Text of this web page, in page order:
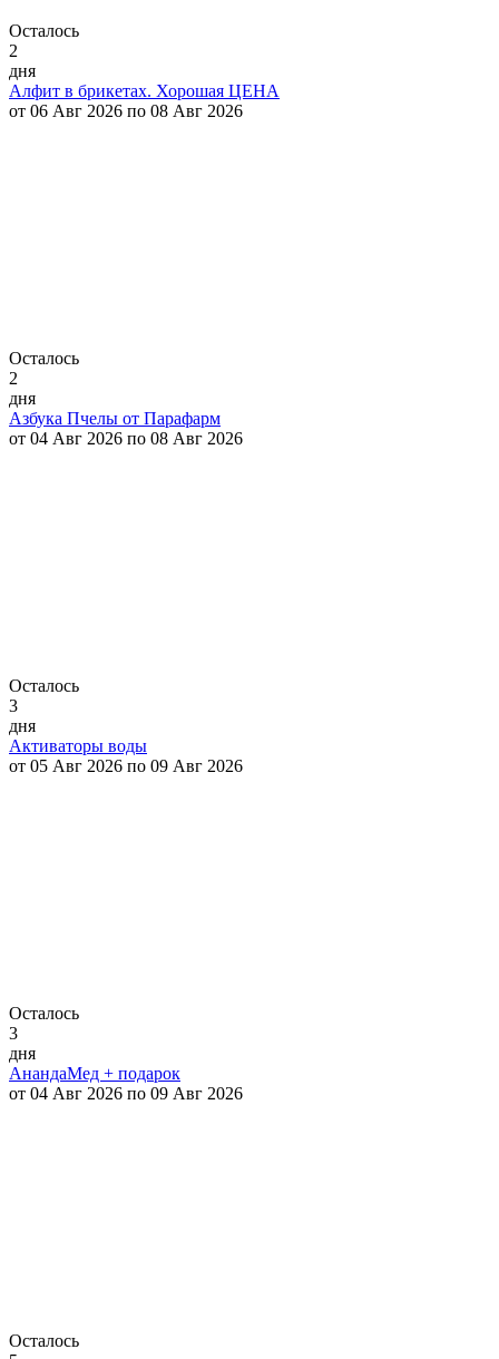
Осталось
2
дня
Алфит в брикетах. Хорошая ЦЕНА
от 06 Авг 2026 по 08 Авг 2026
Осталось
2
дня
Азбука Пчелы от Парафарм
от 04 Авг 2026 по 08 Авг 2026
Осталось
3
дня
Активаторы воды
от 05 Авг 2026 по 09 Авг 2026
Осталось
3
дня
АнандаМед + подарок
от 04 Авг 2026 по 09 Авг 2026
Осталось